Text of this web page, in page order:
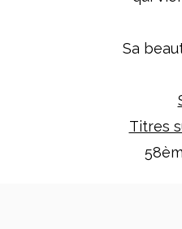
Sa
Titres